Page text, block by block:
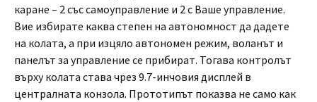
каране – 2 със самоуправление и 2 с Ваше управление.
Вие избирате каква степен на автономност да дадете
на колата, а при изцяло автономен режим, воланът и
панелът за управление се прибират. Тогава контролът
върху колата става чрез 9.7-инчовия дисплей в
централната конзола. Прототипът показва не само как